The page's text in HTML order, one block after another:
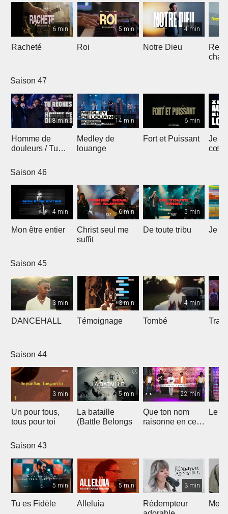
6 min
Racheté
5 min
Roi
4 min
Notre Dieu
chant
Saison 47
8 min
Homme de
douleurs / Tu
14 min
Medley de
louange
6 min
Fort et Puissant
Je
cœur
Saison 46
4 min
Mon être entier
6 min
Christ seul me
suffit
5 min
De toute tribu Je
Saison 45
3 min
DANCEHALL
3 min
Témoignage
4 min
Tombé
Saison 44
3 min
Un pour tous,
tous pour toi
5 min
La bataille
(Battle Belongs
22 min
Que ton nom
raisonne en ce
Le
Saison 43
5 min
Tu es Fidèle
5 min
Alleluia
3 min
Rédempteur
Mon